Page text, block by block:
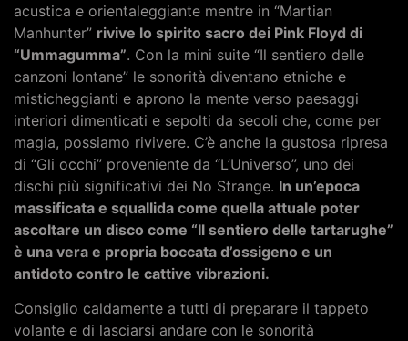
acustica e orientaleggiante mentre in “Martian
Manhunter” rivive lo spirito sacro dei Pink Floyd di
“Ummagumma”. Con la mini suite “Il sentiero delle
canzoni lontane” le sonorità diventano etniche e
misticheggianti e aprono la mente verso paesaggi
interiori dimenticati e sepolti da secoli che, come per
magia, possiamo rivivere. C’è anche la gustosa ripresa
di “Gli occhi” proveniente da “L’Universo”, uno dei
dischi più significativi dei No Strange. In un’epoca
massificata e squallida come quella attuale poter
ascoltare un disco come “Il sentiero delle tartarughe”
è una vera e propria boccata d’ossigeno e un
antidoto contro le cattive vibrazioni.
Consiglio caldamente a tutti di preparare il tappeto
volante e di lasciarsi andare con le sonorità